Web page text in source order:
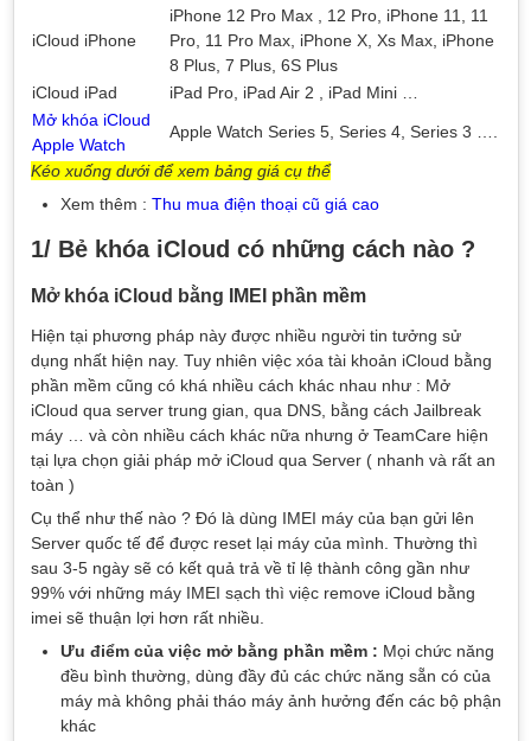
iCloud iPhone
iPhone 12 Pro Max , 12 Pro, iPhone 11, 11
Pro, 11 Pro Max, iPhone X, Xs Max, iPhone
8 Plus, 7 Plus, 6S Plus
iCloud iPad
iPad Pro, iPad Air 2 , iPad Mini …
Mở khóa iCloud
Apple Watch
Apple Watch Series 5, Series 4, Series 3 ….
Kéo xuống dưới để xem bảng giá cụ thể
Xem thêm : Thu mua điện thoại cũ giá cao
1/ Bẻ khóa iCloud có những cách nào ?
Mở khóa iCloud bằng IMEI phần mềm
Hiện tại phương pháp này được nhiều người tin tưởng sử
dụng nhất hiện nay. Tuy nhiên việc xóa tài khoản iCloud bằng
phần mềm cũng có khá nhiều cách khác nhau như : Mở
iCloud qua server trung gian, qua DNS, bằng cách Jailbreak
máy … và còn nhiều cách khác nữa nhưng ở TeamCare hiện
tại lựa chọn giải pháp mở iCloud qua Server ( nhanh và rất an
toàn )
Cụ thể như thế nào ? Đó là dùng IMEI máy của bạn gửi lên
Server quốc tế để được reset lại máy của mình. Thường thì
sau 3-5 ngày sẽ có kết quả trả về tỉ lệ thành công gần như
99% với những máy IMEI sạch thì việc remove iCloud bằng
imei sẽ thuận lợi hơn rất nhiều.
Ưu điểm của việc mở bằng phần mềm : Mọi chức năng
đều bình thường, dùng đầy đủ các chức năng sẵn có của
máy mà không phải tháo máy ảnh hưởng đến các bộ phận
khác